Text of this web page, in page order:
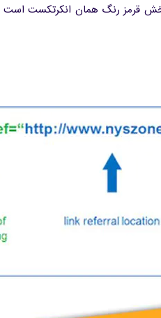
قرمز رنگ همان انکرتکست است